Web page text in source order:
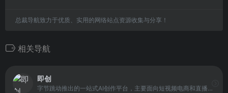
总裁导航致力于优质、实用的网络站点资源收集与分享！
相关导航
即创
字节跳动推出的一站式AI创作平台，主要面向短视频电商和直播带货场景。平台基于抖音云雀大模型技术，为用户提供视频创作、图文带货生成以及直播内容策划等多种工具